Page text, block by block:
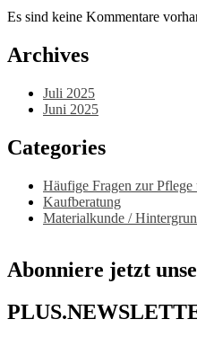
Es sind keine Kommentare
Archives
Juli 2025
Juni 2025
Categories
Häufige Fragen zur
Kaufberatung
Materialkunde /
Abonniere jetzt